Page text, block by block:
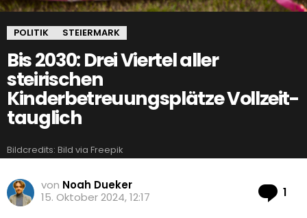
POLITIK STEIERMARK
Bis 2030: Drei Viertel aller
steirischen
Kinderbetreuungsplätze Vollzeit-
tauglich
Bildcredits: Bild via Freepik
von Noah Dueker
15. Oktober 2024, 12:17
1